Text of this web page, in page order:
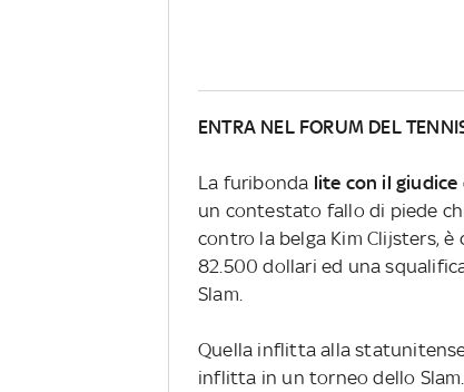
ENTRA NEL FORUM DEL
La furibonda lite con il
un contestato fallo di piede
contro la belga Kim Clijsters, è
82.500 dollari ed una
Slam.
Quella inflitta alla
inflitta in un torneo dello